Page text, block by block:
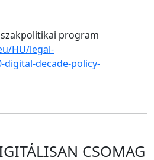
program
HU/legal-
decade-policy-
CSOMAG